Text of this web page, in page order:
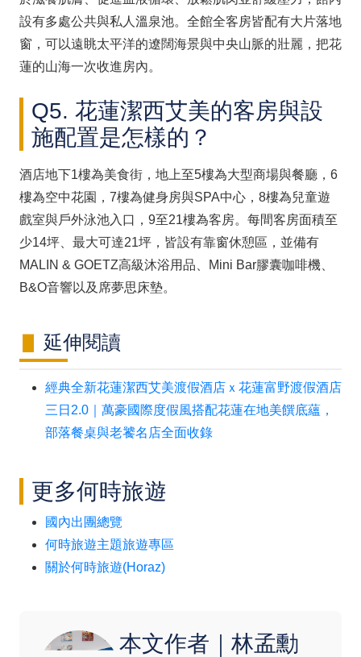
設有多處公共與私人溫泉池。全館全客房皆配有大片落地
窗，可以遠眺太平洋的遼闊海景與中央山脈的壯麗，把花
蓮的山海一次收進房內。
Q5. 花蓮潔西艾美的客房與設
施配置是怎樣的？
酒店地下1樓為美食街，地上至5樓為大型商場與餐廳，6
樓為空中花園，7樓為健身房與SPA中心，8樓為兒童遊
戲室與戶外泳池入口，9至21樓為客房。每間客房面積至
少14坪、最大可達21坪，皆設有靠窗休憩區，並備有
MALIN & GOETZ高級沐浴用品、Mini Bar膠囊咖啡機、
B&O音響以及席夢思床墊。
延伸閱讀
經典全新花蓮潔西艾美渡假酒店ｘ花蓮富野渡假酒店
三日2.0｜萬豪國際度假風搭配花蓮在地美饌底蘊，
部落餐桌與老饕名店全面收錄
更多何時旅遊
國內出團總覽
何時旅遊主題旅遊專區
關於何時旅遊(Horaz)
本文作者｜林孟勳